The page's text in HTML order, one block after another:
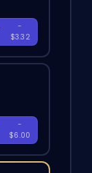
-
$3.32
-
$6.00